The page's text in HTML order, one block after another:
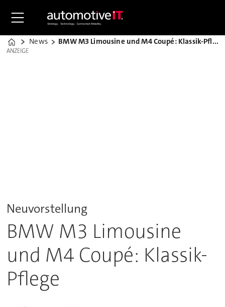
Home
News BMW M3 Limousine und M4 Coupé: Klassik-Pflege
ANZEIGE
ANZEIGE
Neuvorstellung
BMW M3 Limousine
und M4 Coupé: Klassik-
Pflege